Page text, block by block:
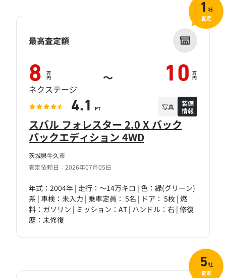
茨城県牛久市
査定依頼日：2026年07月05日
スバル フォレスター 2.0 X バック
パックエディション 4WD
年式：2004年 | 走行：～14万キロ | 色：緑(グリーン)
系 | 車検：未入力 | 乗車定員： 5名 | ドア： 5枚 | 燃
料：ガソリン | ミッション：AT | ハンドル：右 | 修復
歴：未修復
最高査定額
8 万
円 ～ 10 万
円
ネクステージ
4.1 PT 写真
装備
情報
1 社
査定
5社
査定